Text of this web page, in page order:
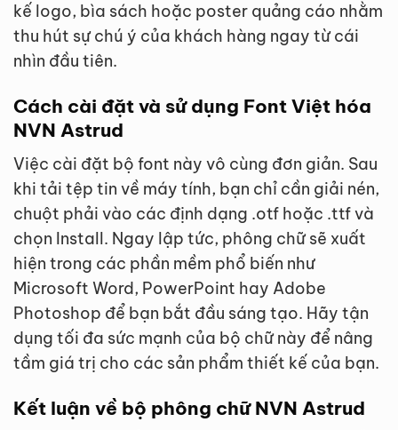
kế logo, bìa sách hoặc poster quảng cáo nhằm
thu hút sự chú ý của khách hàng ngay từ cái
nhìn đầu tiên.
Cách cài đặt và sử dụng Font Việt hóa
NVN Astrud
Việc cài đặt bộ font này vô cùng đơn giản. Sau
khi tải tệp tin về máy tính, bạn chỉ cần giải nén,
chuột phải vào các định dạng .otf hoặc .ttf và
chọn Install. Ngay lập tức, phông chữ sẽ xuất
hiện trong các phần mềm phổ biến như
Microsoft Word, PowerPoint hay Adobe
Photoshop để bạn bắt đầu sáng tạo. Hãy tận
dụng tối đa sức mạnh của bộ chữ này để nâng
tầm giá trị cho các sản phẩm thiết kế của bạn.
Kết luận về bộ phông chữ NVN Astrud